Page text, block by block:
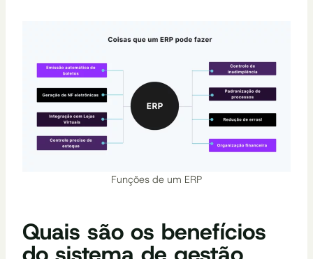
Funções de um ERP
Quais são os benefícios